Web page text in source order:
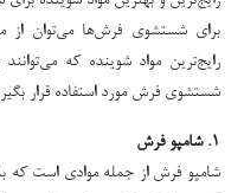
برای شستشوی فرش‌ها می‌توان از
رایج‌ترین مواد شوینده که
شستشوی فرش مورد استفاده قرار
۱. شامپو فرش
شامپو فرش از جمله موادی است